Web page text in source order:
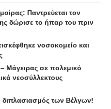
Παντρεύεται τον
δώρισε το ήπαρ του πριν
νοσοκομείο και
Μάγειρας σε πολεμικό
νεοσύλλεκτους
διπλασιασμός των Βέλγων!